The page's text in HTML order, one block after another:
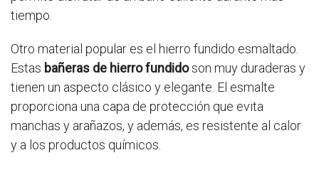
tiempo.
Otro material popular es el hierro fundido esmaltado.
Estas bañeras de hierro fundidoson muy duraderas y
tienen un aspecto clásico y elegante. El esmalte
proporciona una capa de protección que evita
manchas y arañazos, y además, es resistente al calor
y a los productos químicos.